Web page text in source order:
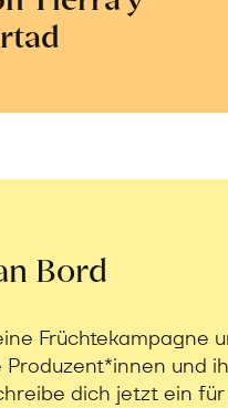
Bord
Früchtekampagne
Produzent*innen und
dich jetzt ein